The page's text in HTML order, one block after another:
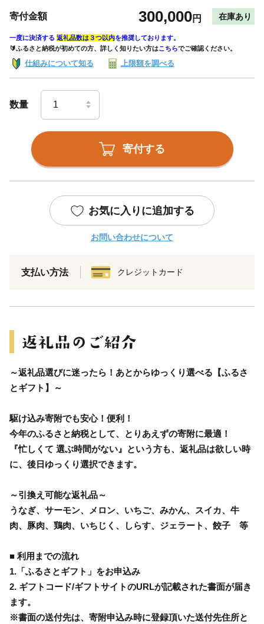
寄付金額 300,000円 在庫あり
一度に決済する 返礼品数は３つ以内を推奨しております。
🔰ふるさと納税が初めての方、詳しく知りたい方はこちらでご確認ください。
仕組みについて知る 上限額を調べる
数量
寄付する
お気に入りに追加する
お問い合わせについて
支払い方法 クレジットカード
～返礼品選びに迷ったら！あとからゆっくり選べる【ふるさ
とギフト】～
駆け込み寄附でも安心！便利！
今年のふるさと納税として、とりあえずの寄附に最適！
『忙しくて 選ぶ時間がない』という方も、返礼品は欲しい時
に、後日ゆっくり選択できます。
～引換え可能な返礼品～
うなぎ、サーモン、メロン、いちご、みかん、スイカ、牛
肉、豚肉、鶏肉、いちじく、しらす、ジェラート、餃子 等
■ 利用までの流れ
1.「ふるさとギフト」をお申込み
2. ギフトコード/ギフトサイトのURLが記載された書面が届き
ます。
※書面の送付先は、寄附申込み時に登録頂いた送付先住所と